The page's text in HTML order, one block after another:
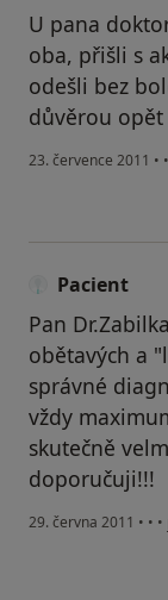
U pana
oba, přišli s
odešli bez
důvěrou opět
23. července 2011 • •
Pacient
Pan
obětavých a
správné
vždy
skutečně
doporučuji!!!
29. června 2011 • • •